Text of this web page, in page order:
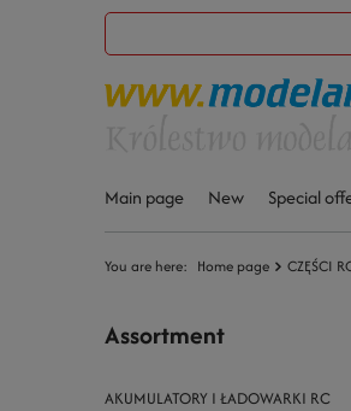
Main page New Special
You are here: Home page CZĘŚCI
Assortment
AKUMULATORY I ŁADOWARKI RC